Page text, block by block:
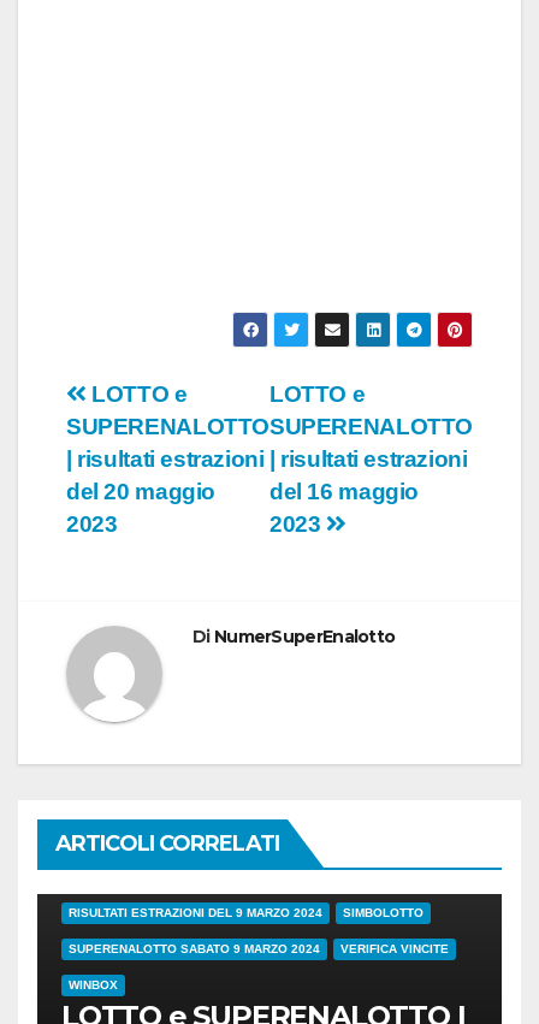
Navigazione
articoli
LOTTO e
SUPERENALOTTO
| risultati estrazioni
del 16 maggio
2023
LOTTO e
SUPERENALOTTO
| risultati estrazioni
del 20 maggio
2023
Di NumerSuperEnalotto
ARTICOLI CORRELATI
38/24 COVID ESTRAZIONI DI OGGI
RISULTATI ESTRAZIONI DEL 9 MARZO 2024 SIMBOLOTTO
SUPERENALOTTO SABATO 9 MARZO 2024 VERIFICA VINCITE
WINBOX
LOTTO e SUPERENALOTTO |